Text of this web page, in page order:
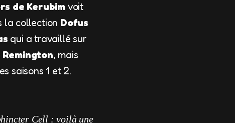
de Kerubim voit
la collection Dofus
qui a travaillé sur
Remington, mais
saisons 1 et 2.
Cell : voilà une